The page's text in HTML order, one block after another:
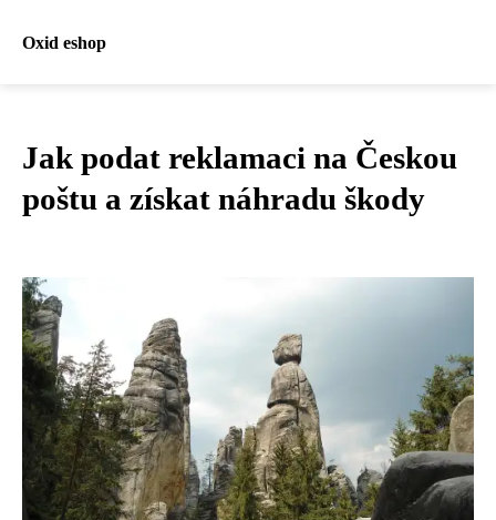
Oxid eshop
Jak podat reklamaci na Českou
poštu a získat náhradu škody